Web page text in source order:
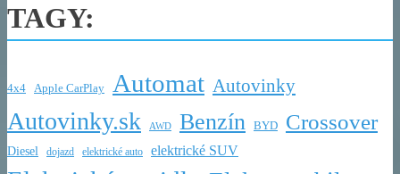
TAGY:
4x4 Apple CarPlay Automat Autovinky
Autovinky.sk AWD Benzín BYD Crossover
Diesel dojazd elektrické auto elektrické SUV